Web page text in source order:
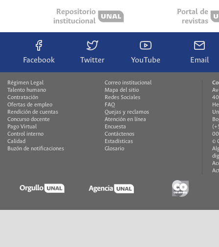
Repositorio
institucional
Portal de
revistas
Facebook Twitter YouTube Email
Régimen Legal
Talento humano
Contratación
Ofertas de empleo
Rendición de cuentas
Concurso docente
Pago Virtual
Control interno
Calidad
Buzón de notificaciones
Correo institucional
Mapa del sitio
Redes Sociales
FAQ
Quejas y reclamos
Atención en línea
Encuesta
Contáctenos
Estadísticas
Glosario
©